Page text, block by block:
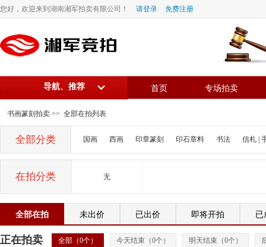
您好，欢迎来到湖南湘军拍卖有限公司！ 请登录 免费注册
导航、推荐 首页 专场拍卖
书画篆刻拍卖 >> 全部在拍列表
全部分类 国画 西画 印章篆刻 印石章料 书法 信札 |
在拍分类 无
全部在拍 未出价 已出价 即将开拍 已
正在拍卖 全部（0个） 今天结束（0个） 明天结束（0个）